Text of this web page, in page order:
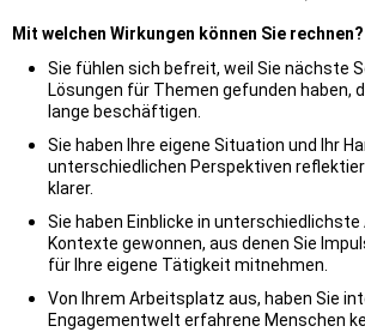
Mit welchen Wirkungen können Sie rechnen?
Sie fühlen sich befreit, weil Sie nächste
Lösungen für Themen gefunden haben,
lange beschäftigen.
Sie haben Ihre eigene Situation und Ihr
unterschiedlichen Perspektiven
klarer.
Sie haben Einblicke in
Kontexte gewonnen, aus denen Sie
für Ihre eigene Tätigkeit mitnehmen.
Von Ihrem Arbeitsplatz aus, haben Sie
Engagementwelt erfahrene Menschen